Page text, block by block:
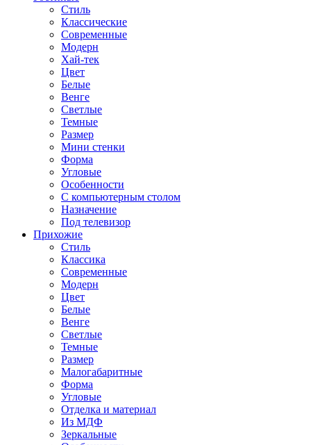
Стиль
Классические
Современные
Модерн
Хай-тек
Цвет
Белые
Венге
Светлые
Темные
Размер
Мини стенки
Форма
Угловые
Особенности
С компьютерным столом
Назначение
Под телевизор
Прихожие
Стиль
Классика
Современные
Модерн
Цвет
Белые
Венге
Светлые
Темные
Размер
Малогабаритные
Форма
Угловые
Отделка и материал
Из МДФ
Зеркальные